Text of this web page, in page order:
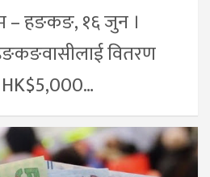
हङकङ, १६ जुन ।
वितरण